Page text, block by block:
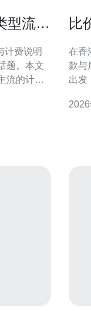
型流量
计费说明
题。本文
流的计费
规避常见
比
选
在香
款与
出发
位置